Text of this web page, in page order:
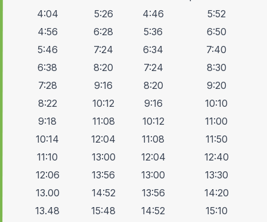
4:04
5:26 4:46
5:52
4:56
6:28 5:36
6:50
5:46
7:24 6:34
7:40
6:38
8:20 7:24
8:30
7:28
9:16 8:20
9:20
8:22
10:12 9:16
10:10
9:18
11:08 10:12
11:00
10:14
12:04 11:08
11:50
11:10
13:00 12:04
12:40
12:06
13:56 13:00
13:30
13.00
14:52 13:56
14:20
13.48
15:48 14:52
15:10